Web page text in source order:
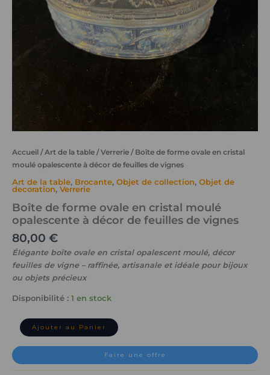
Accueil /Art de la table /Verrerie / Boîte de forme ovale en cristal
moulé opalescente à décor de feuilles de vignes
Art de la table, Brocante, Objet de collection, Objet de
decoration, Verrerie
Boîte de forme ovale en cristal moulé
opalescente à décor de feuilles de vignes
80,00 €
Élégante boîte ovale en cristal opalescent moulé, décor
feuilles de vigne – raffinée, artisanale et idéale pour bijoux
ou objets précieux
Disponibilité : 1 en stock
Ajouter au Panier
Faire une offre